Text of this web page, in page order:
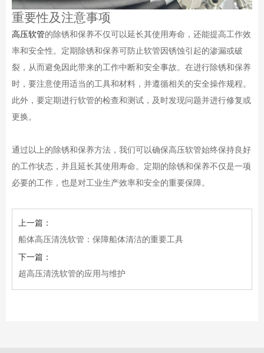
重要性及注意事项
高压软管的除锈和保养不仅可以延长其使用寿命，还能提高工作效
率和安全性。定期除锈和保养可防止软管因锈蚀引起的渗漏或破
裂，从而避免因此带来的工作中断和安全事故。在进行除锈和保养
时，要注意使用适当的工具和材料，并遵循相关的安全操作规程。
此外，要定期进行软管的检查和测试，及时发现问题并进行修复或
更换。
通过以上的除锈和保养方法，我们可以确保高压软管始终保持良好
的工作状态，并且延长其使用寿命。定期的除锈和保养不仅是一项
必要的工作，也是对工业生产效率和安全的重要保障。
上一篇：
船体高压清洗软管：保障船体清洁的重要工具
下一篇：
超高压清洗软管的应用与维护